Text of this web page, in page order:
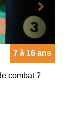
7 à 16 ans
combat ?